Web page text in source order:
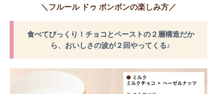
＼フルール ドゥ ボンボンの楽しみ方／
食べてびっくり！チョコとペーストの２層構造だか
ら、おいしさの波が２回やってくる♪